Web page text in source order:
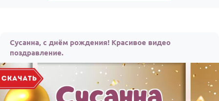
Сусанна, с днём рождения! Красивое видео
поздравление.